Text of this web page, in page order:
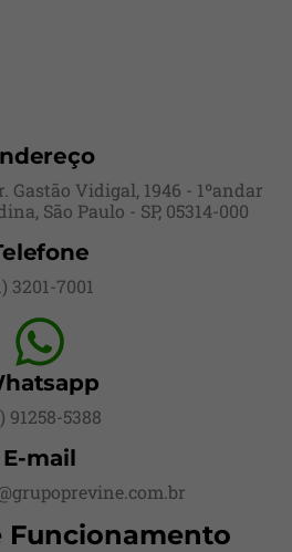
Gastão Vidigal, 1946 - 1ºandar
São Paulo - SP, 05314-000
3201-7001
91258-5388
E-mail
Funcionamento